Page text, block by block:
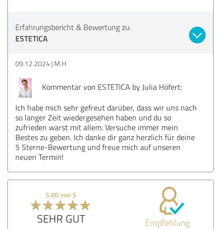
Erfahrungsbericht & Bewertung zu:
ESTETICA
09.12.2024 M.H
Kommentar von ESTETICA by Julia Höfert:
Ich habe mich sehr gefreut darüber, dass wir uns nach
so langer Zeit wiedergesehen haben und du so
zufrieden warst mit allem. Versuche immer mein
Bestes zu geben. Ich danke dir ganz herzlich für deine
5 Sterne-Bewertung und freue mich auf unseren
neuen Termin!
5,00 von 5
SEHR GUT Empfehlung